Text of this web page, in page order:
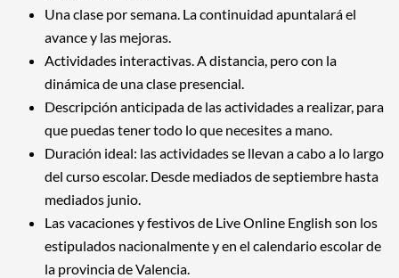
Una clase por semana. La continuidad apuntalará el
avance y las mejoras.
Actividades interactivas. A distancia, pero con la
dinámica de una clase presencial.
Descripción anticipada de las actividades a realizar, para
que puedas tener todo lo que necesites a mano.
Duración ideal: las actividades se llevan a cabo a lo largo
del curso escolar. Desde mediados de septiembre hasta
mediados junio.
Las vacaciones y festivos de Live Online English son los
estipulados nacionalmente y en el calendario escolar de
la provincia de Valencia.